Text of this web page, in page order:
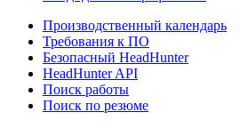
Производственный календарь
Требования к ПО
Безопасный HeadHunter
HeadHunter API
Поиск работы
Поиск по резюме